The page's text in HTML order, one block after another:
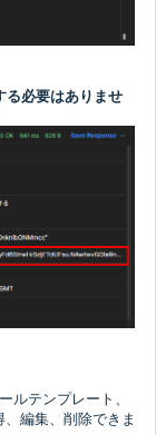
必要はありませ
ルテンプレート、
編集、削除できま